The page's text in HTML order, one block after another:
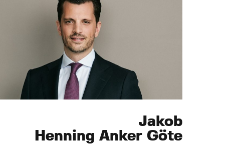
Jakob
Henning Anker Göte